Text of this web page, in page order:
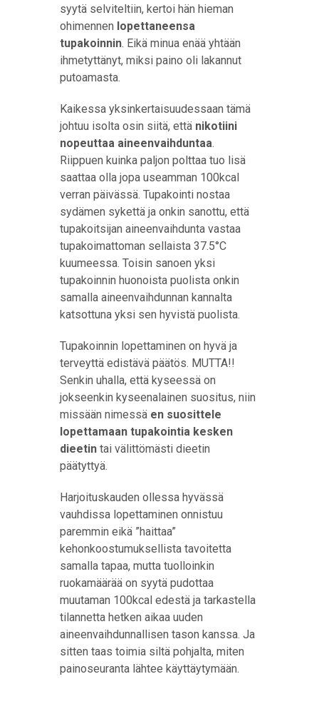
syytä selviteltiin, kertoi hän hieman
ohimennen lopettaneensa
tupakoinnin. Eikä minua enää yhtään
ihmetyttänyt, miksi paino oli lakannut
putoamasta.
Kaikessa yksinkertaisuudessaan tämä
johtuu isolta osin siitä, että nikotiini
nopeuttaa aineenvaihduntaa.
Riippuen kuinka paljon polttaa tuo lisä
saattaa olla jopa useamman 100kcal
verran päivässä. Tupakointi nostaa
sydämen sykettä ja onkin sanottu, että
tupakoitsijan aineenvaihdunta vastaa
tupakoimattoman sellaista 37.5°C
kuumeessa. Toisin sanoen yksi
tupakoinnin huonoista puolista onkin
samalla aineenvaihdunnan kannalta
katsottuna yksi sen hyvistä puolista.
Tupakoinnin lopettaminen on hyvä ja
terveyttä edistävä päätös. MUTTA!!
Senkin uhalla, että kyseessä on
jokseenkin kyseenalainen suositus, niin
missään nimessä en suosittele
lopettamaan tupakointia kesken
dieetin tai välittömästi dieetin
päätyttyä.
Harjoituskauden ollessa hyvässä
vauhdissa lopettaminen onnistuu
paremmin eikä ”haittaa”
kehonkoostumuksellista tavoitetta
samalla tapaa, mutta tuolloinkin
ruokamäärää on syytä pudottaa
muutaman 100kcal edestä ja tarkastella
tilannetta hetken aikaa uuden
aineenvaihdunnallisen tason kanssa. Ja
sitten taas toimia siltä pohjalta, miten
painoseuranta lähtee käyttäytymään.